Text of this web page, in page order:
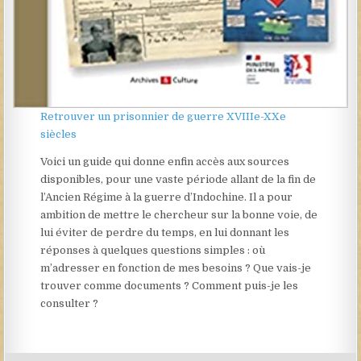
Retrouver un prisonnier de guerre XVIIIe-XXe
siècles
Voici un guide qui donne enfin accès aux sources
disponibles, pour une vaste période allant de la fin de
l’Ancien Régime à la guerre d’Indochine. Il a pour
ambition de mettre le chercheur sur la bonne voie, de
lui éviter de perdre du temps, en lui donnant les
réponses à quelques questions simples : où
m’adresser en fonction de mes besoins ? Que vais-je
trouver comme documents ? Comment puis-je les
consulter ?